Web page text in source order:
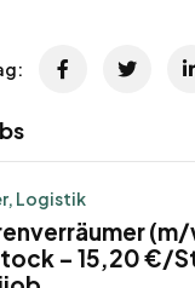
Logistik
– 15,20 €/